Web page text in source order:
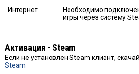
Интернет
Необходимо
игры через систему
Активация - Steam
Если не установлен Steam клиент,
Steam